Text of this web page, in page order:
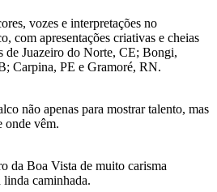
vozes e interpretações no
com apresentações criativas e cheias
de Juazeiro do Norte, CE; Bongi,
Carpina, PE e Gramoré, RN.
não apenas para mostrar talento, mas
onde vêm.
da Boa Vista de muito carisma
linda caminhada.